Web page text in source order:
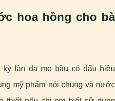
hoa hồng cho bà
kỳ làn da mẹ bầu có dấu hiệu
mỹ phẩm nói chung và nước